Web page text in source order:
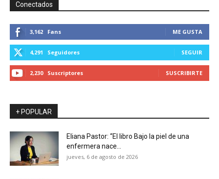
Conectados
3,162 Fans ME GUSTA
4,291 Seguidores SEGUIR
2,230 Suscriptores SUSCRIBIRTE
+ POPULAR
Eliana Pastor: “El libro Bajo la piel de una
enfermera nace...
jueves, 6 de agosto de 2026